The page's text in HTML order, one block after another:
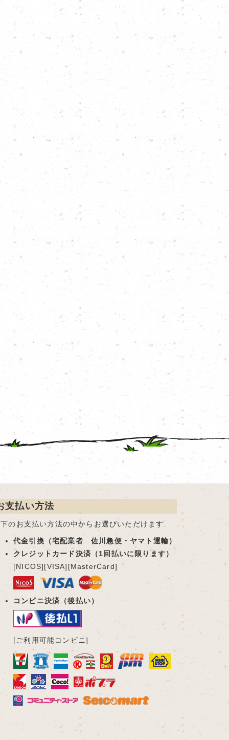
支払い方法
のお支払い方法の中からお選びいただけます
代金引換（宅配業者 佐川急便・ヤマト運輸）
クレジットカード決済（1回払いに限ります）
[NICOS][VISA][MasterCard]
コンビニ決済（後払い）
[ご利用可能コンビニ]